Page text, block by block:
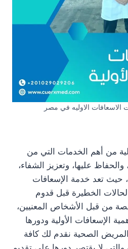
الاوليه في مصر
من أهم الخدمات التي من
عليها، وتعزيز الشفاء،
حيث تعد خدمة الإسعافات
الخطيرة قبل قدوم
من قبل الأشخاص المعنيين،
الإسعافات الأولية ودورها
الصحية نقدم لك كافة